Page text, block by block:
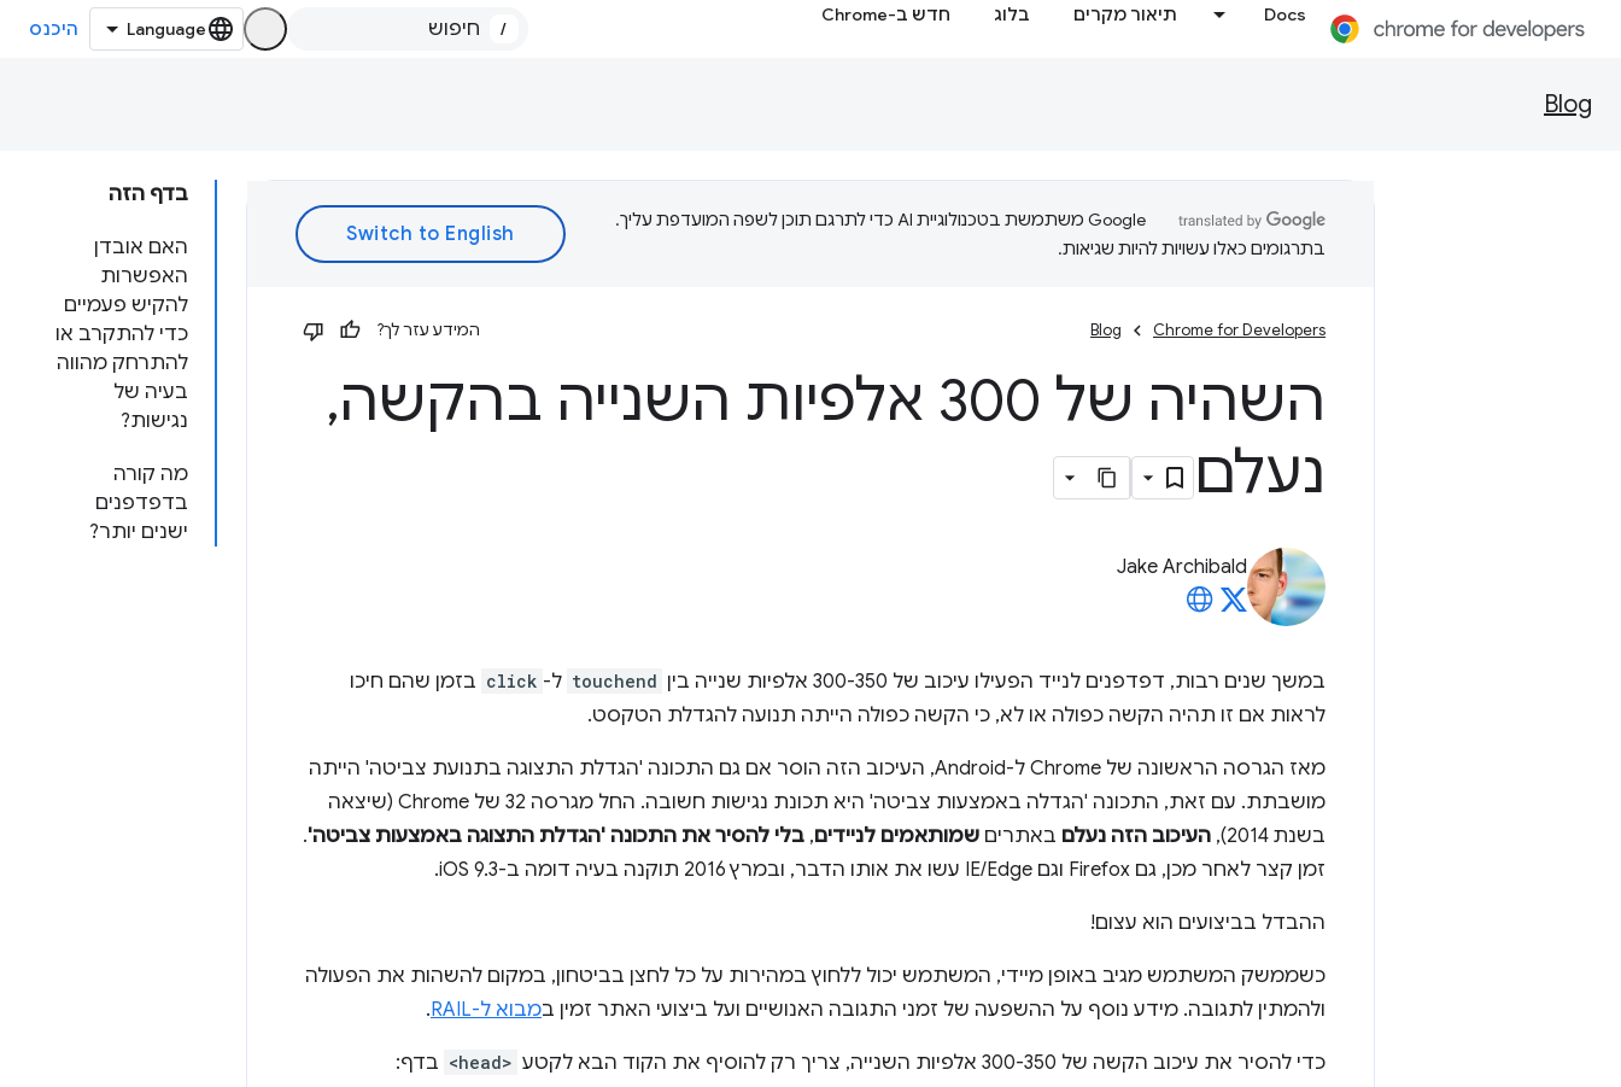
Docs תיאור מקרים בלוג חדש ב-Chrome
/ היכנס
Blog
בדף הזה
האם אובדן
האפשרות
להקיש פעמיים
כדי להתקרב או
להתרחק מהווה
בעיה של
נגישות?
מה קורה
בדפדפנים
ישנים יותר?
‫Google משתמשת בטכנולוגיית AI כדי לתרגם תוכן לשפה המועדפת עליך.
בתרגומים כאלו עשויות להיות שגיאות.
Chrome for Developers
Blog המידע עזר לך?
השהיה של 300 אלפיות השנייה בהקשה
,
נעלם
Jake Archibald
במשך שנים רבות, דפדפנים לנייד הפעילו עיכוב של 300-350 אלפיות שנייה בין touchend ל- click בזמן שהם חיכו
לראות אם זו תהיה הקשה כפולה או לא, כי הקשה כפולה הייתה תנועה להגדלת הטקסט.
מאז הגרסה הראשונה של Chrome ל-Android, העיכוב הזה הוסר אם גם התכונה 'הגדלת התצוגה בתנועת צביטה' הייתה
מושבתת. עם זאת, התכונה 'הגדלה באמצעות צביטה' היא תכונת נגישות חשובה. החל מגרסה 32 של Chrome (שיצאה
בשנת 2014),
העיכוב הזה נעלם באתרים שמותאמים לניידים, בלי להסיר את התכונה 'הגדלת התצוגה באמצעות צביטה'.
זמן קצר לאחר מכן, גם Firefox וגם IE/Edge עשו את אותו הדבר, ובמרץ 2016 תוקנה בעיה דומה ב-iOS 9.3.
ההבדל בביצועים הוא עצום!
כשממשק המשתמש מגיב באופן מיידי, המשתמש יכול ללחוץ במהירות על כל לחצן בביטחון, במקום להשהות את הפעולה
ולהמתין לתגובה. מידע נוסף על ההשפעה של זמני התגובה האנושיים ועל ביצועי האתר זמין במבוא ל-RAIL .
כדי להסיר את עיכוב הקשה של 300-350 אלפיות השנייה, צריך רק להוסיף את הקוד הבא לקטע <head> בדף: